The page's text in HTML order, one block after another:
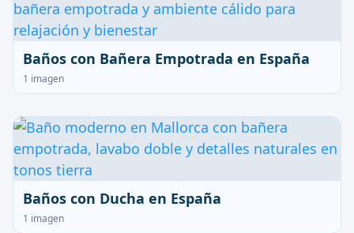
Baños con Bañera Empotrada en España
1 imagen
Baños con Ducha en España
1 imagen